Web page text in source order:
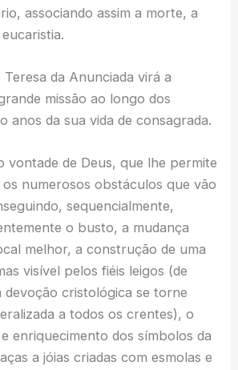
associando assim a morte, a
Teresa da Anunciada virá a
missão ao longo dos
anos da sua vida de consagrada.
vontade de Deus, que lhe permite
numerosos obstáculos que vão
sequencialmente,
o busto, a mudança
melhor, a construção de uma
visível pelos fiéis leigos (de
devoção cristológica se torne
a todos os crentes), o
enriquecimento dos símbolos da
a jóias criadas com esmolas e